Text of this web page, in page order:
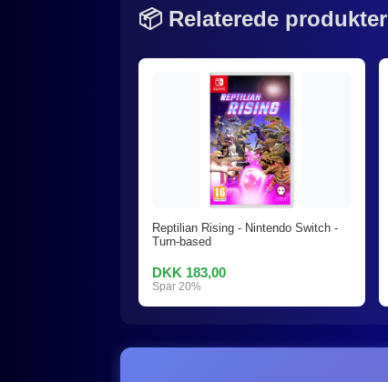
📦 Relaterede produkter
Reptilian Rising - Nintendo Switch -
Turn-based
DKK 183,00
Spar 20%